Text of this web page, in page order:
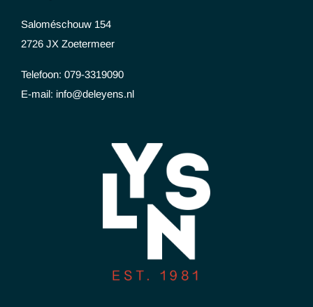
Saloméschouw 154
2726 JX Zoetermeer
Telefoon: 079-3319090
E-mail: info@deleyens.nl